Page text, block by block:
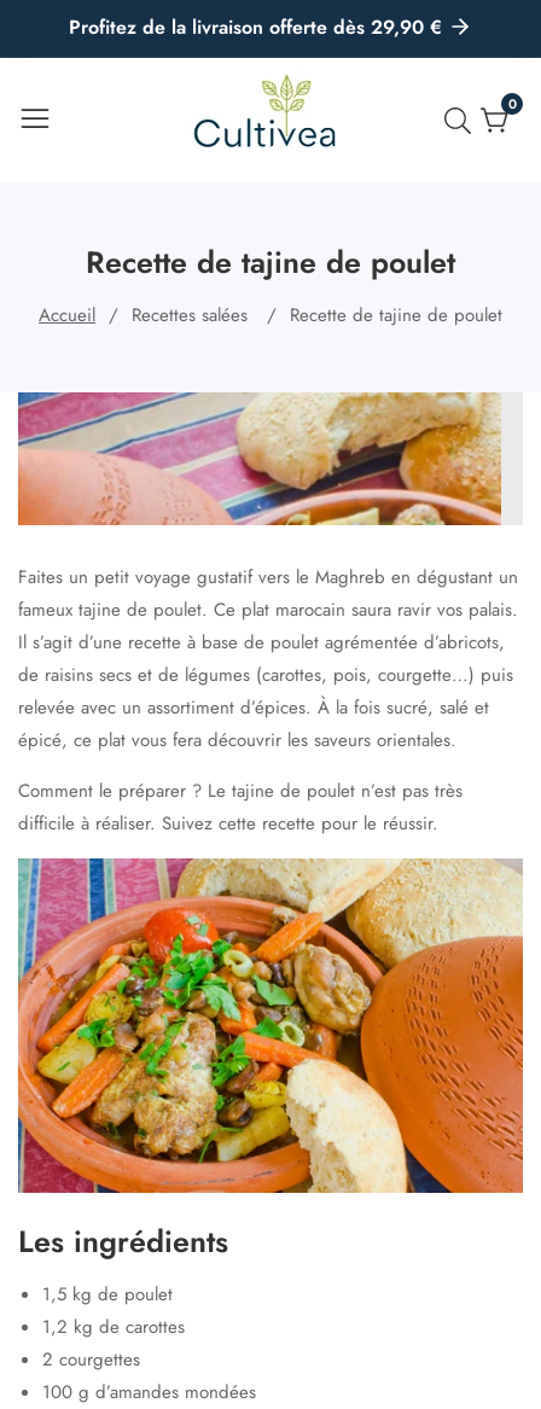
Profitez de la livraison offerte dès 29,90 €
00
Recette de tajine de poulet
Accueil Recettes salées Recette de tajine de poulet
Faites un petit voyage gustatif vers le Maghreb en dégustant un
fameux tajine de poulet. Ce plat marocain saura ravir vos palais.
Il s’agit d’une recette à base de poulet agrémentée d’abricots,
de raisins secs et de légumes (carottes, pois, courgette…) puis
relevée avec un assortiment d’épices. À la fois sucré, salé et
épicé, ce plat vous fera découvrir les saveurs orientales.
Comment le préparer ? Le tajine de poulet n’est pas très
difficile à réaliser. Suivez cette recette pour le réussir.
Les ingrédients
1,5 kg de poulet
1,2 kg de carottes
2 courgettes
100 g d’amandes mondées